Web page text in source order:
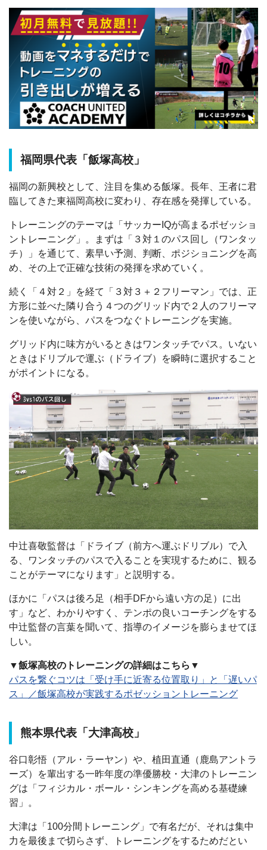
福岡県代表「飯塚高校」
福岡の新興校として、注目を集める飯塚。長年、王者に君
臨してきた東福岡高校に変わり、存在感を発揮している。
トレーニングのテーマは「サッカーIQが高まるポゼッショ
ントレーニング」。まずは「３対１のパス回し（ワンタッ
チ）」を通じて、素早い予測、判断、ポジショニングを高
め、その上で正確な技術の発揮を求めていく。
続く「４対２」を経て「３対３＋２フリーマン」では、正
方形に並べた隣り合う４つのグリッド内で２人のフリーマ
ンを使いながら、パスをつなぐトレーニングを実施。
グリッド内に味方がいるときはワンタッチでパス。いない
ときはドリブルで運ぶ（ドライブ）を瞬時に選択すること
がポイントになる。
中辻喜敬監督は「ドライブ（前方へ運ぶドリブル）で入
る、ワンタッチのパスで入ることを実現するために、観る
ことがテーマになります」と説明する。
ほかに「パスは後ろ足（相手DFから遠い方の足）に出
す」など、わかりやすく、テンポの良いコーチングをする
中辻監督の言葉を聞いて、指導のイメージを膨らませてほ
しい。
▼飯塚高校のトレーニングの詳細はこちら▼
パスを繋ぐコツは「受け手に近寄る位置取り」と「遅いパ
ス」／飯塚高校が実践するポゼッショントレーニング
熊本県代表「大津高校」
谷口彰悟（アル・ラーヤン）や、植田直通（鹿島アントラ
ーズ）を輩出する一昨年度の準優勝校・大津のトレーニン
グは「フィジカル・ボール・シンキングを高める基礎練
習」。
大津は「100分間トレーニング」で有名だが、それは集中
力を最後まで切らさず、トレーニングをするためだとい